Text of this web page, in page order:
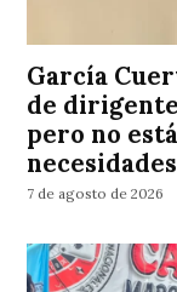
García
de
pero no
7 de agosto de 2026